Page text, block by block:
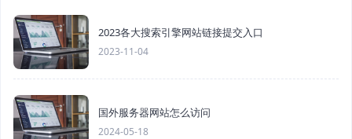
2023各大搜索引擎网站链接提交入口
2023-11-04
国外服务器网站怎么访问
2024-05-18